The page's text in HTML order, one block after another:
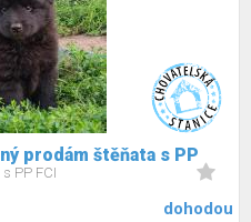
prodám štěňata s PP
s PP FCI
dohodou